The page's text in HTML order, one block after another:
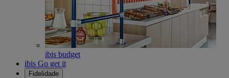
ibis budget
ibis Go get it
Fidelidade